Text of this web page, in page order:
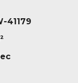
41179